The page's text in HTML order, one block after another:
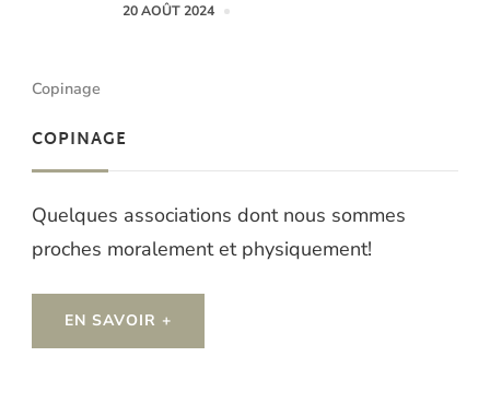
20 AOÛT 2024
Copinage
COPINAGE
Quelques associations dont nous sommes
proches moralement et physiquement!
EN SAVOIR +